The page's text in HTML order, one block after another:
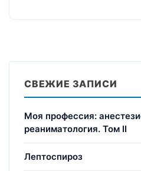
СВЕЖИЕ ЗАПИСИ
Моя профессия:
реаниматология. Том II
Лептоспироз